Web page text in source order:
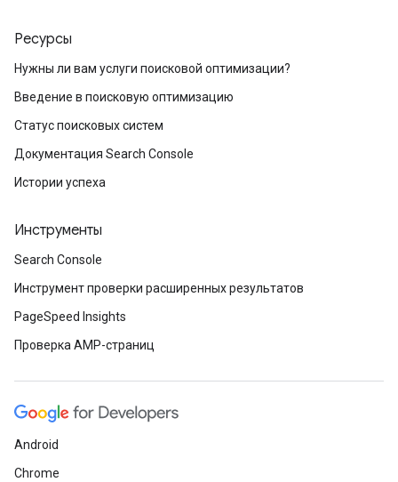
Ресурсы
Нужны ли вам услуги поисковой оптимизации?
Введение в поисковую оптимизацию
Статус поисковых систем
Документация Search Console
Истории успеха
Инструменты
Search Console
Инструмент проверки расширенных результатов
PageSpeed Insights
Проверка AMP-страниц
Android
Chrome